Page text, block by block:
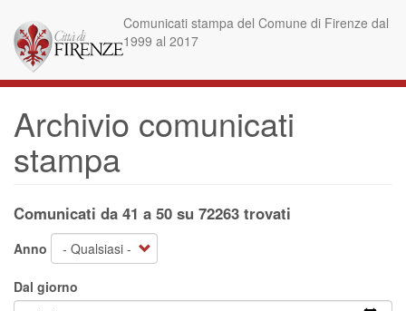
contenuto
principale
Comunicati stampa del Comune di Firenze dal
1999 al 2017
Archivio comunicati
stampa
Comunicati da 41 a 50 su 72263 trovati
Anno
Dal giorno